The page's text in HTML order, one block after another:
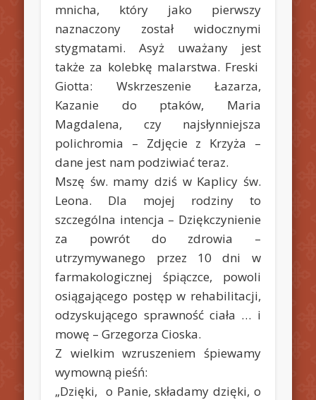
mnicha, który jako pierwszy
naznaczony został widocznymi
stygmatami. Asyż uważany jest
także za kolebkę malarstwa. Freski
Giotta: Wskrzeszenie Łazarza,
Kazanie do ptaków, Maria
Magdalena, czy najsłynniejsza
polichromia – Zdjęcie z Krzyża –
dane jest nam podziwiać teraz.
Mszę św. mamy dziś w Kaplicy św.
Leona. Dla mojej rodziny to
szczególna intencja – Dziękczynienie
za powrót do zdrowia –
utrzymywanego przez 10 dni w
farmakologicznej śpiączce, powoli
osiągającego postęp w rehabilitacji,
odzyskującego sprawność ciała … i
mowę – Grzegorza Cioska.
Z wielkim wzruszeniem śpiewamy
wymowną pieśń:
„Dzięki, o Panie, składamy dzięki, o